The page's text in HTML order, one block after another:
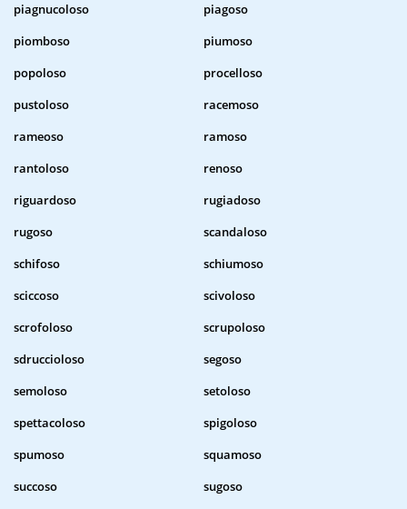
piagnucoloso
piagoso
piomboso
piumoso
popoloso
procelloso
pustoloso
racemoso
rameoso
ramoso
rantoloso
renoso
riguardoso
rugiadoso
rugoso
scandaloso
schifoso
schiumoso
sciccoso
scivoloso
scrofoloso
scrupoloso
sdruccioloso
segoso
semoloso
setoloso
spettacoloso
spigoloso
spumoso
squamoso
succoso
sugoso